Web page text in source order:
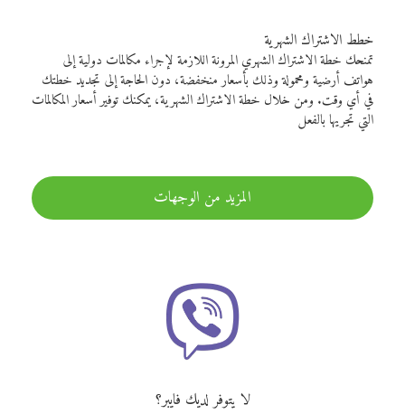
خطط الاشتراك الشهرية
تمنحك خطة الاشتراك الشهري المرونة اللازمة لإجراء مكالمات دولية إلى
هواتف أرضية ومحمولة وذلك بأسعار منخفضة، دون الحاجة إلى تجديد خطتك
في أي وقت. ومن خلال خطة الاشتراك الشهرية، يمكنك توفير أسعار المكالمات
التي تجريها بالفعل
المزيد من الوجهات
لا يتوفر لديك فايبر؟